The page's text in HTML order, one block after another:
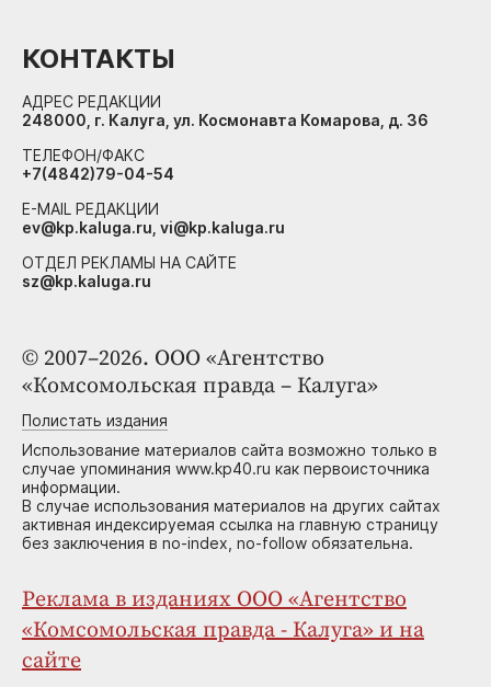
© 2007–2026. ООО «Агентство
«Комсомольская правда – Калуга»
Полистать издания
Использование материалов сайта возможно только в
случае упоминания www.kp40.ru как первоисточника
информации.
В случае использования материалов на других сайтах
активная индексируемая ссылка на главную страницу
без заключения в no-index, no-follow обязательна.
Реклама в изданиях ООО «Агентство
«Комсомольская правда - Калуга» и на
сайте
КОНТАКТЫ
АДРЕС РЕДАКЦИИ
248000, г. Калуга, ул. Космонавта Комарова, д. 36
ТЕЛЕФОН/ФАКС
+7(4842)79-04-54
E-MAIL РЕДАКЦИИ
ev@kp.kaluga.ru, vi@kp.kaluga.ru
ОТДЕЛ РЕКЛАМЫ НА САЙТЕ
sz@kp.kaluga.ru